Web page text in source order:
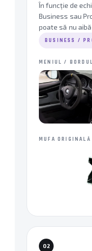
În funcție de
Business sau
poate să nu
BUSINESS /
MENIUL / BORDUL
MUFA ORIGINALĂ
02